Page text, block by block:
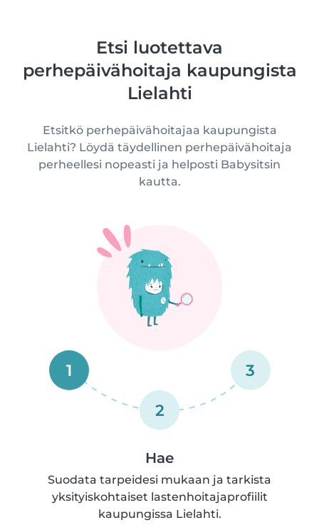
Etsi luotettava
perhepäivähoitaja kaupungista
Lielahti
Etsitkö perhepäivähoitajaa kaupungista
Lielahti? Löydä täydellinen perhepäivähoitaja
perheellesi nopeasti ja helposti Babysitsin
kautta.
1
2
3
Hae
Suodata tarpeidesi mukaan ja tarkista
yksityiskohtaiset lastenhoitajaprofiilit
kaupungissa Lielahti.